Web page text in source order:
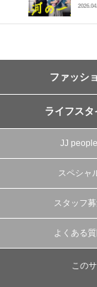
ファッシ
ライフスタ
JJ people
スペシャ
スタッフ
よくある質
この